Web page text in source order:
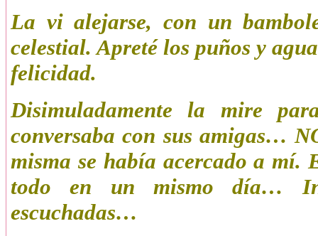
La vi alejarse, con un
celestial. Apreté los puños y
felicidad.
Disimuladamente la mire
conversaba con sus amigas…
misma se había acercado a mí.
todo en un mismo día…
escuchadas…